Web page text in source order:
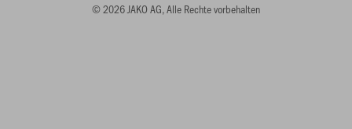
© 2026 JAKO AG, Alle Rechte vorbehalten